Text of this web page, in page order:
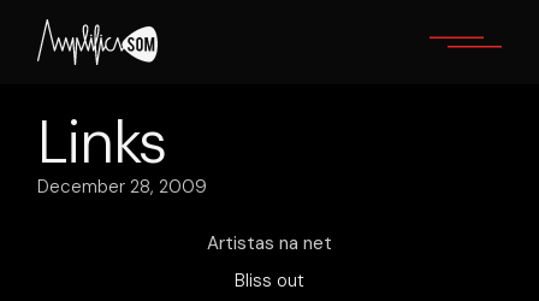
content
Links
December 28, 2009
Artistas na net
Bliss out